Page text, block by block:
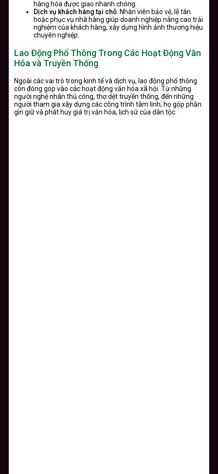
hàng hóa được giao nhanh chóng.
Dịch vụ khách hàng tại chỗ: Nhân viên bảo vệ, lễ tân
hoặc phục vụ nhà hàng giúp doanh nghiệp nâng cao trải
nghiệm của khách hàng, xây dựng hình ảnh thương hiệu
chuyên nghiệp.
Lao Động Phổ Thông Trong Các Hoạt Động Văn
Hóa và Truyền Thống
Ngoài các vai trò trong kinh tế và dịch vụ, lao động phổ thông
còn đóng góp vào các hoạt động văn hóa xã hội. Từ những
người nghệ nhân thủ công, thợ dệt truyền thống, đến những
người tham gia xây dựng các công trình tâm linh, họ góp phần
gìn giữ và phát huy giá trị văn hóa, lịch sử của dân tộc.